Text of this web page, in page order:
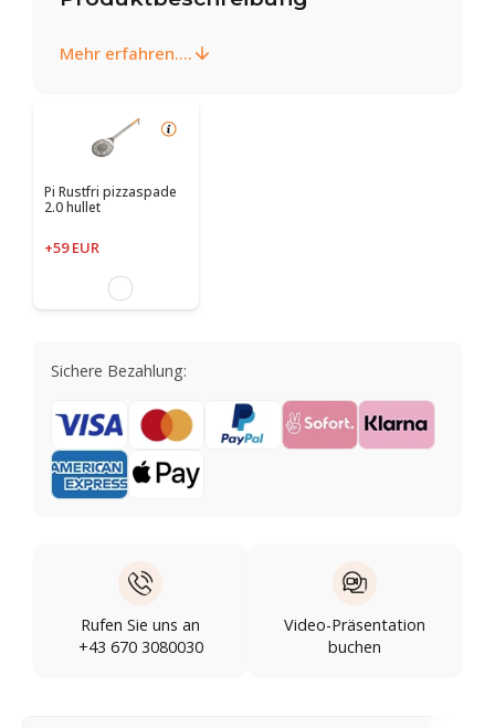
Mehr erfahren....
Pi Rustfri pizzaspade
2.0 hullet
+59 EUR
Sichere Bezahlung:
Rufen Sie uns an
+43 670 3080030
Video-Präsentation
buchen